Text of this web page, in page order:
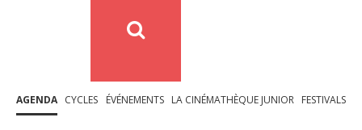
AGENDA CYCLES ÉVÉNEMENTS LA CINÉMATHÈQUE JUNIOR FESTIVALS